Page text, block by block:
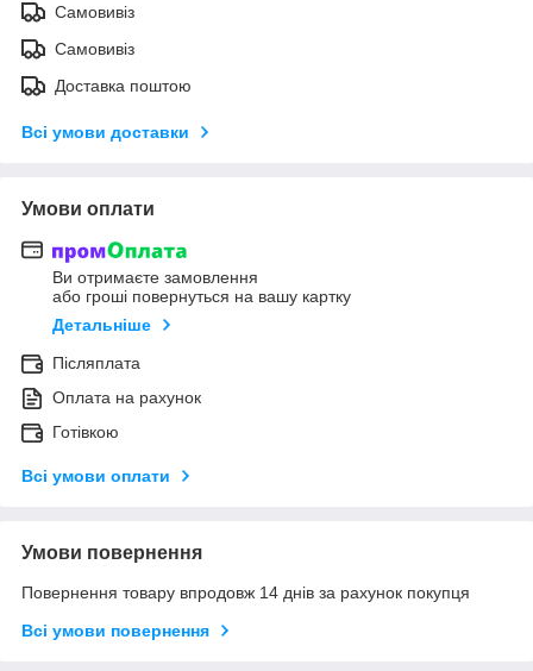
Самовивіз
Самовивіз
Доставка поштою
Всі умови доставки
Умови оплати
Ви отримаєте замовлення
або гроші повернуться на вашу картку
Детальніше
Післяплата
Оплата на рахунок
Готівкою
Всі умови оплати
Умови повернення
Повернення товару впродовж 14 днів за рахунок покупця
Всі умови повернення